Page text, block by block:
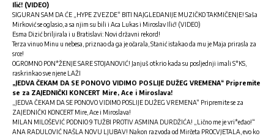
Ilić! (VIDEO)
SIGURAN SAM DA ĆE „HYPE ZVEZDE“ BITI NAJGLEDANIJE MUZIČKO TAKMIČENJE! Saša
Mirković se oglasio, a sa njim su bili i Aca Lukas i Miroslav Ilić! (VIDEO)
Esma Dizić briljirala i u Bratislavi: Novi državni rekord!
Terza vinuo Minu u nebesa, priznao da ga je očarala, Stanić istakao da mu je Maja prirasla za
srce!
OGROMNO PON*ŽENJE SARE STOJANOVIĆ! Janjuš otkrio kada su posljednji imali S*KS,
raskrinkao sve njene LAŽI
„JEDVA ČEKAM DA SE PONOVO VIDIMO POSLIJE DUŽEG VREMENA“ Pripremite
se za ZAJEDNIČKI KONCERT Mire, Ace i Miroslava!
„JEDVA ČEKAM DA SE PONOVO VIDIMO POSLIJE DUŽEG VREMENA“ Pripremite se za
ZAJEDNIČKI KONCERT Mire, Ace i Miroslava!
MILAN MILOŠEVIĆ PODNIO 9 TUŽBI PROTIV ASMINA DURDŽIĆA! „Lično me je vri*eđao!“
ANA RADULOVIĆ NAŠLA NOVU LJUBAV! Nakon razvoda od Mirčeta PROCVJETALA, evo ko